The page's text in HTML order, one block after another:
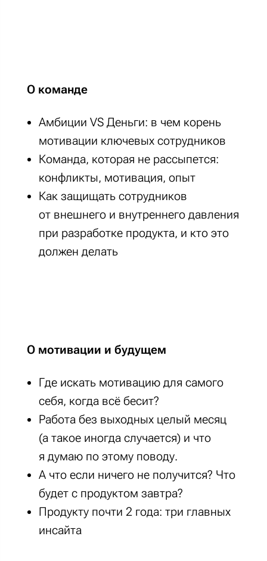
О команде
Амбиции VS Деньги: в чем корень
мотивации ключевых сотрудников
Команда, которая не рассыпется:
конфликты, мотивация, опыт
Как защищать сотрудников
от внешнего и внутреннего давления
при разработке продукта, и кто это
должен делать
О мотивации и будущем
Где искать мотивацию для самого
себя, когда всё бесит?
Работа без выходных целый месяц
(а такое иногда случается) и что
я думаю по этому поводу.
А что если ничего не получится? Что
будет с продуктом завтра?
Продукту почти 2 года: три главных
инсайта